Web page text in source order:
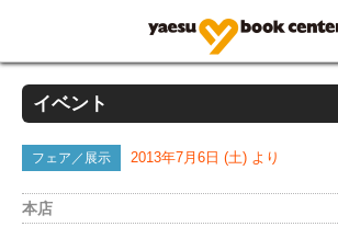
イベント
フェア／展示 2013年7月6日 (土) より
本店